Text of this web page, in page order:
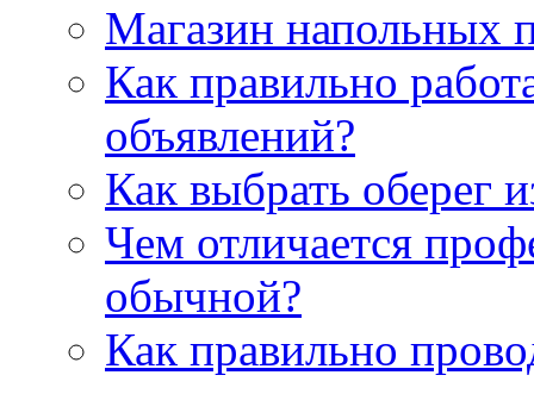
Магазин напольных
Как правильно
объявлений?
Как выбрать оберег
Чем отличается
обычной?
Как правильно